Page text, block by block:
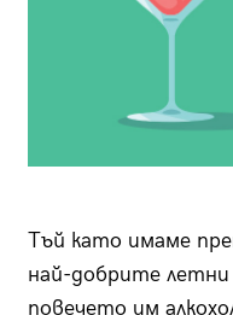
Тъй като имаме
най-добрите
повечето им